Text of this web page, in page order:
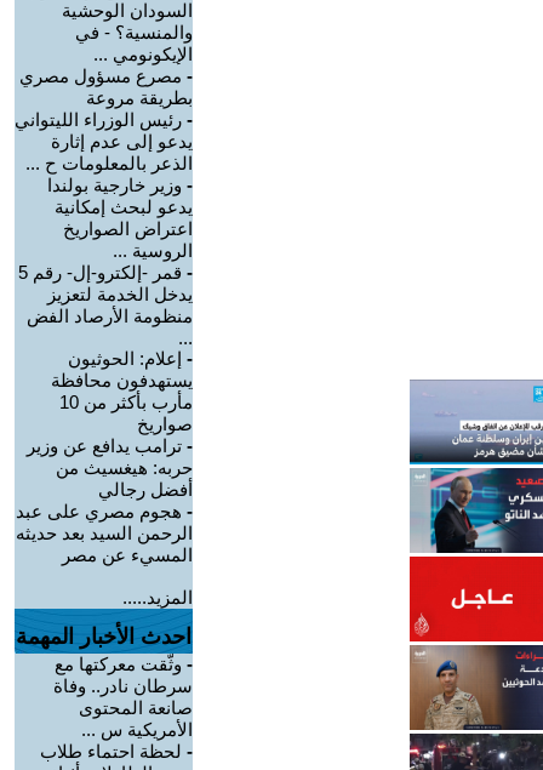
السودان الوحشية
والمنسية؟ - في
الإيكونومي ...
- مصرع مسؤول مصري
بطريقة مروعة
- رئيس الوزراء الليتواني
يدعو إلى عدم إثارة
الذعر بالمعلومات ح ...
- وزير خارجية بولندا
يدعو لبحث إمكانية
اعتراض الصواريخ
الروسية ...
-
قمر -إلكترو-إل- رقم 5
يدخل الخدمة لتعزيز
منظومة الأرصاد الفض
...
- إعلام: الحوثيون
يستهدفون محافظة
مأرب بأكثر من 10
صواريخ
- ترامب يدافع عن وزير
حربه: هيغسيث من
أفضل رجالي
- هجوم مصري على عبد
الرحمن السيد بعد حديثه
المسيء عن مصر
المزيد.....
احدث الأخبار المهمة
- وثّقت معركتها مع
سرطان نادر.. وفاة
صانعة المحتوى
الأمريكية س ...
- لحظة احتماء طلاب